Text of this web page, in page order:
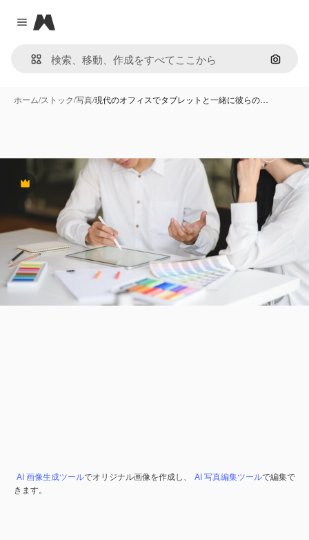
Close menu
Magnific
画像で
ホーム/ストック/写真/現代のオフィスでタブレットと一緒に彼らの…
Premium
AI 画像生成ツールでオリジナル画像を作成し、 AI 写真編集ツールで編集で
きます。